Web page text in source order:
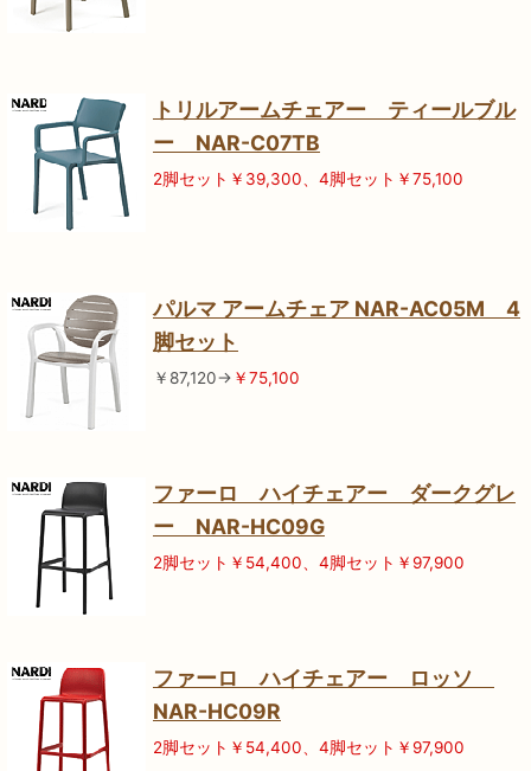
トリルアームチェアー ティールブル
ー NAR-C07TB
2脚セット￥39,300、4脚セット￥75,100
パルマ アームチェア NAR-AC05M 4
脚セット
￥87,120→ ￥75,100
ファーロ ハイチェアー ダークグレ
ー NAR-HC09G
2脚セット￥54,400、4脚セット￥97,900
ファーロ ハイチェアー ロッソ
NAR-HC09R
2脚セット￥54,400、4脚セット￥97,900